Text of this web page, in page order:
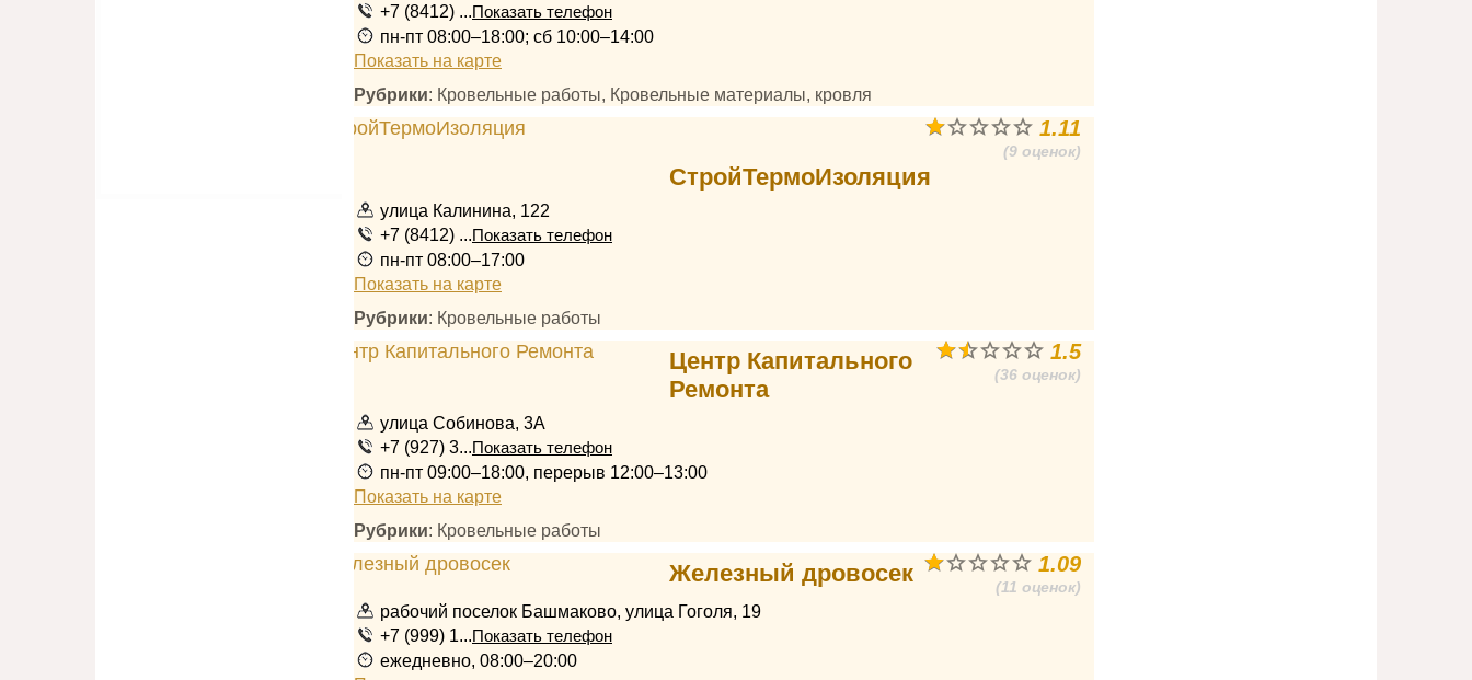
+7 (8412) ...Показать телефон
пн-пт 08:00–18:00; сб 10:00–14:00
Показать на карте
Рубрики: Кровельные работы, Кровельные материалы, кровля
1.11
(9 оценок)
СтройТермоИзоляция
улица Калинина, 122
+7 (8412) ...Показать телефон
пн-пт 08:00–17:00
Показать на карте
Рубрики: Кровельные работы
1.5
(36 оценок)
Центр Капитального
Ремонта
улица Собинова, 3А
+7 (927) 3...Показать телефон
пн-пт 09:00–18:00, перерыв 12:00–13:00
Показать на карте
Рубрики: Кровельные работы
1.09
(11 оценок)
Железный дровосек
рабочий поселок Башмаково, улица Гоголя, 19
+7 (999) 1...Показать телефон
ежедневно, 08:00–20:00